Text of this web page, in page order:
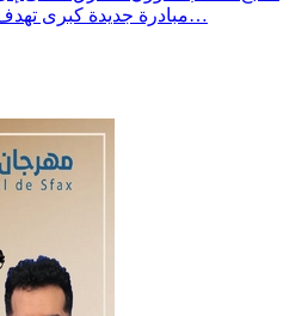
مبادرة جديدة كبرى تهدف إلى دعم الاستثمار الشفاف…